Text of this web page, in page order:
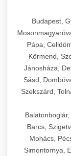
Budapest,
Pápa,
Körmend,
Jánosháza,
Sásd,
Szekszárd,
Barcs,
Mohács,
Simontornya,